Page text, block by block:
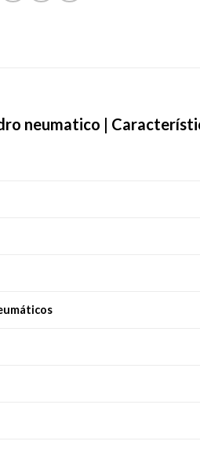
neumatico |